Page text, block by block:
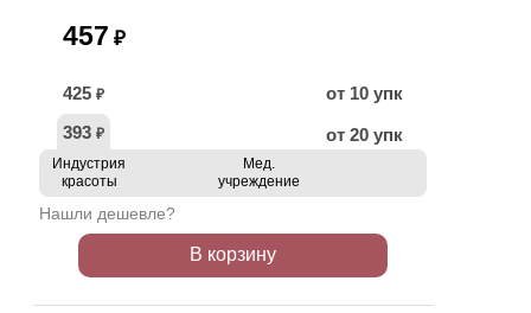
457 ₽
425 ₽
от 10 упк
393 ₽ от 20 упк
Индустрия
красоты
Мед.
учреждение
Нашли дешевле?
В корзину